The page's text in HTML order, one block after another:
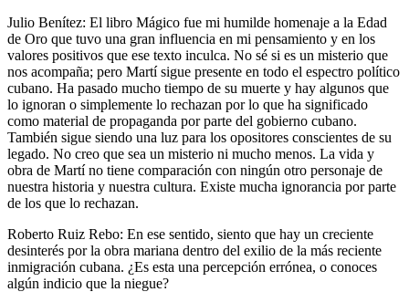
Julio Benítez: El libro Mágico fue mi humilde homenaje a la Edad
de Oro que tuvo una gran influencia en mi pensamiento y en los
valores positivos que ese texto inculca. No sé si es un misterio que
nos acompaña; pero Martí sigue presente en todo el espectro político
cubano. Ha pasado mucho tiempo de su muerte y hay algunos que
lo ignoran o simplemente lo rechazan por lo que ha significado
como material de propaganda por parte del gobierno cubano.
También sigue siendo una luz para los opositores conscientes de su
legado. No creo que sea un misterio ni mucho menos. La vida y
obra de Martí no tiene comparación con ningún otro personaje de
nuestra historia y nuestra cultura. Existe mucha ignorancia por parte
de los que lo rechazan.
Roberto Ruiz Rebo: En ese sentido, siento que hay un creciente
desinterés por la obra mariana dentro del exilio de la más reciente
inmigración cubana. ¿Es esta una percepción errónea, o conoces
algún indicio que la niegue?